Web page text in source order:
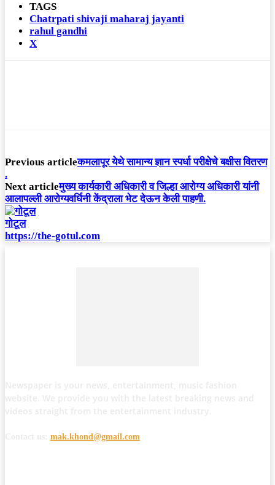
TAGS
Chatrpati shivaji maharaj jayanti
rahul gandhi
X
Previous articleकमलापूर येथे सामान्य ज्ञान स्पर्धा परीक्षेचे बक्षीस वितरण
.
Next articleमुख्य कार्यकारी अधिकारी व जिल्हा आरोग्य अधिकारी यांनी
आलापल्ली आरोग्यवर्धिनी केंद्राला भेट देऊन केली पाहणी.
गोटूल
https://the-gotul.com
mak.khond@gmail.com